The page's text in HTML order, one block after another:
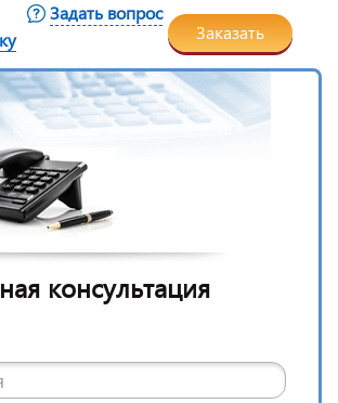
Задать вопрос
Заказать
консультация